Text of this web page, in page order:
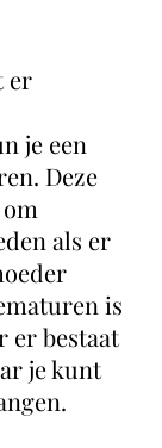
er
je een
Deze
als er
is
er bestaat
je kunt